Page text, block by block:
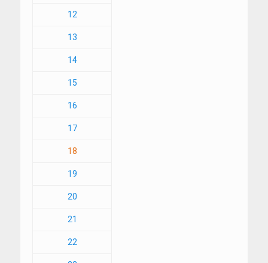
12
13
14
15
16
17
18
19
20
21
22